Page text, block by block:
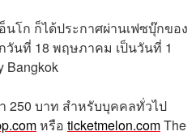
นโก ก็ได้ประกาศผ่านเฟซบุ๊กของ
วันที่ 18 พฤษภาคม เป็นวันที่ 1
Bangkok
250 บาท สำหรับบุคคลทั่วไป
หรือ ticketmelon.comThe